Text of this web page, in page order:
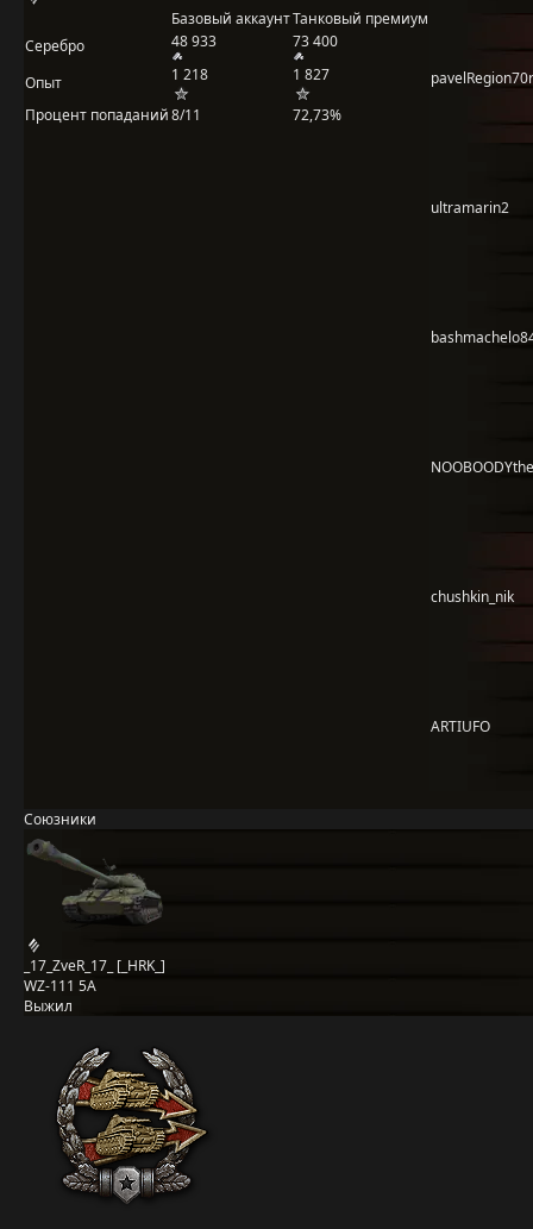
Базовый аккаунтТанковый премиум
Серебро
48 933 73 400
Опыт 1 218
1 827
Процент попаданий8/11 72,73%
ultramarin2
chushkin_nik
ARTIUFO
Союзники
_17_ZveR_17_ [_HRK_]
WZ-111 5A
Выжил